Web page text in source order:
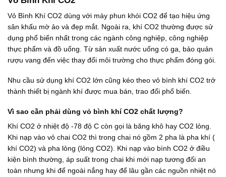
0
0
0
₫
.
1
3
0
.
0
0
0
.
Vỏ Bình Khí CO2 dùng với máy phun khói CO2 để tạo hiệu ứng
sân khấu mờ ảo và đẹp mắt. Ngoài ra, khí CO2 thường được sử
dụng phổ biến nhất trong các ngành công nghiệp, công nghiệp
thực phẩm và đồ uống. Từ sản xuất nước uống có ga, bảo quản
rượu vang đến việc thay đổi môi trường cho thực phẩm đóng gói.
Nhu cầu sử dụng khí CO2 lớn cũng kéo theo vỏ bình khí CO2 trở
thành thiết bị ngành khí được mua bán, trao đổi phổ biến.
Vì sao cần phải dùng vỏ bình khí CO2 chất lượng?
Khí CO2 ở nhiệt độ -78 độ C còn gọi là băng khô hay CO2 lỏng.
Khi nạp vào vỏ chai CO2 thì trong chai nó gồm 2 pha là pha khí (
khí CO2) và pha lỏng (lỏng CO2). Khi nạp vào bình CO2 ở điều
kiện bình thường, áp suất trong chai khi mới nạp tương đối an
toàn nhưng khi để ngoài nắng hay để lâu gần các nguồn nhiệt nó